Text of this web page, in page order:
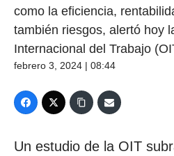
como la eficiencia,
también riesgos, alertó hoy
Internacional del Trabajo
febrero 3, 2024 | 08:44
Un estudio de la OIT